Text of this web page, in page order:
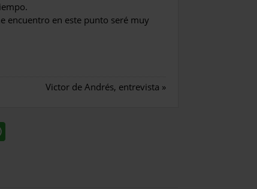
encuentro en este punto seré muy
Victor de Andrés, entrevista »